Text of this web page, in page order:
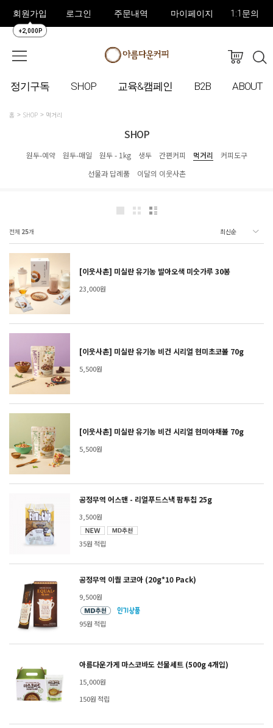
회원가입
+2,000P
로그인 주문내역 마이페이지 1:1문의
정기구독 SHOP 교육&캠페인 B2B ABOUT
홈 SHOP 먹거리
SHOP
원두-예약 원두-매일 원두 - 1kg 생두 간편커피 먹거리
커피도구
선물과 답례품
이달의 이웃사촌
전체 25개
[이웃사촌] 미실란 유기농 발아오색 미숫가루 30봉
23,000원
[이웃사촌] 미실란 유기농 비건 시리얼 현미초코볼 70g
5,500원
[이웃사촌] 미실란 유기농 비건 시리얼 현미야채볼 70g
5,500원
공정무역 어스맨 - 리얼푸드스낵 팜투칩 25g
3,500원
35원 적립
공정무역 이퀄 코코아 (20g*10 Pack)
9,500원
95원 적립
아름다운가게 마스코바도 선물세트 (500g 4개입)
15,000원
150원 적립